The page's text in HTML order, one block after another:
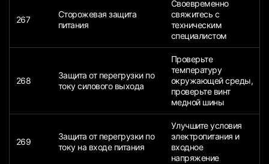
267
Сторожевая защита
питания
Своевременно
свяжитесь с
техническим
специалистом
268
Защита от перегрузки по
току силового выхода
Проверьте
температуру
окружающей среды,
проверьте винт
медной шины
269
Защита от перегрузки по
току на входе питания
Улучшите условия
электропитания и
входное
напряжение